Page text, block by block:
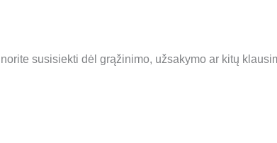
susisiekti dėl grąžinimo, užsakymo ar kitų